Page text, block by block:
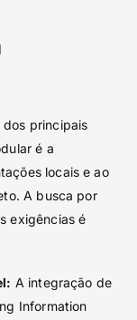
dos principais
é a
locais e ao
A busca por
exigências é
A integração de
Information